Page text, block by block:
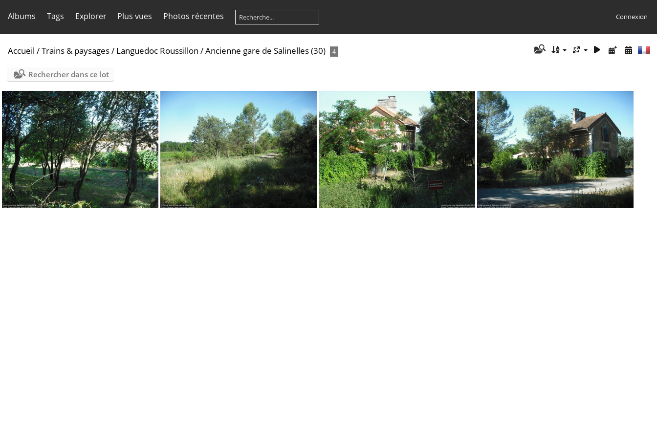
Albums Tags Explorer Plus vues Photos récentes Connexion
Accueil /Trains & paysages/ Languedoc Roussillon /Ancienne gare de Salinelles (30) 4
Rechercher dans ce lot